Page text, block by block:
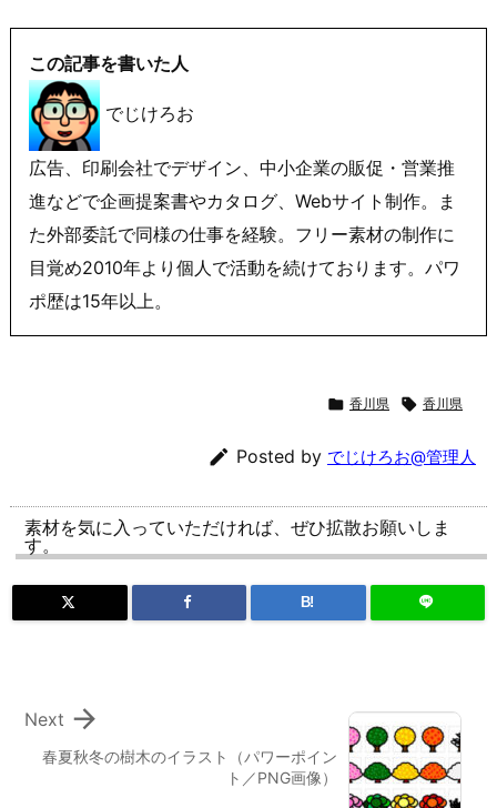
この記事を書いた人
でじけろお
広告、印刷会社でデザイン、中小企業の販促・営業推
進などで企画提案書やカタログ、Webサイト制作。ま
た外部委託で同様の仕事を経験。フリー素材の制作に
目覚め2010年より個人で活動を続けております。パワ
ポ歴は15年以上。
 香川県  香川県
 Posted by でじけろお@管理人
素材を気に入っていただければ、ぜひ拡散お願いしま
す。
B!
春夏秋冬の樹木のイラスト（パワーポイン
ト／PNG画像）

Next